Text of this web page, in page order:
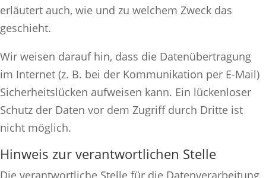
erläutert auch, wie und zu welchem Zweck das
geschieht.
Wir weisen darauf hin, dass die Datenübertragung
im Internet (z. B. bei der Kommunikation per E-Mail)
Sicherheitslücken aufweisen kann. Ein lückenloser
Schutz der Daten vor dem Zugriff durch Dritte ist
nicht möglich.
Hinweis zur verantwortlichen Stelle
Die verantwortliche Stelle für die Datenverarbeitung